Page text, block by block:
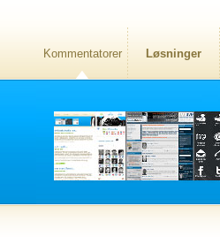
Kommentatorer Løsninger